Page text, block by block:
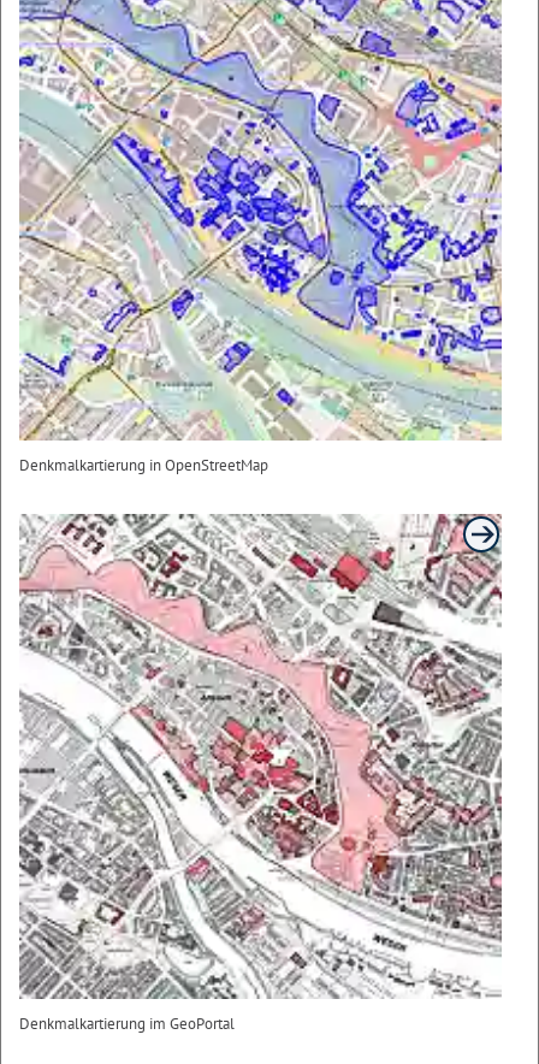
Denkmalkartierung in OpenStreetMap
Denkmalkartierung im GeoPortal